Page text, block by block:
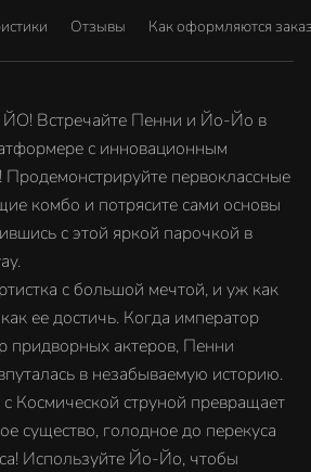
Отзывы Как оформляются
ЙО! Встречайте Пенни и Йо-Йо в
с инновационным
первоклассные
комбо и потрясите сами основы
с этой яркой парочкой в
с большой мечтой, и уж как
ее достичь. Когда император
придворных актеров, Пенни
в незабываемую историю.
Космической струной превращает
существо, голодное до перекуса
Используйте Йо-Йо, чтобы